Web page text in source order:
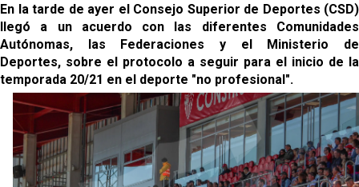
El Sevilla FC empieza a inscribir a los nuevos
fichajes
Opinión | "Carta abierta a Alberto Flores" por Rafa
García
Análisis I Quién es y cómo juega Fran González
Endrick y Marc Bernal protagonizan las ofertas más
destacadas del día
En la tarde de ayer el Consejo Superior de Deportes (CSD)
llegó a un acuerdo con las diferentes Comunidades
Autónomas, las Federaciones y el Ministerio de
Deportes, sobre el protocolo a seguir para el inicio de la
temporada 20/21 en el deporte "no profesional".